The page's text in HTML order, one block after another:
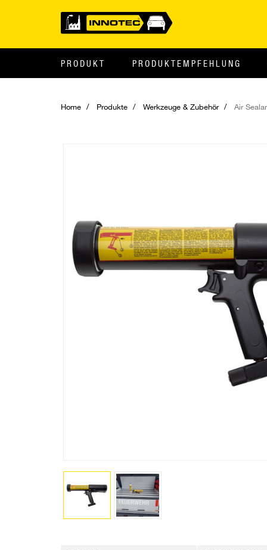
PRODUKT PRODUKTEMPFEHLUNG
Home Produkte Werkzeuge & Zubehör Air